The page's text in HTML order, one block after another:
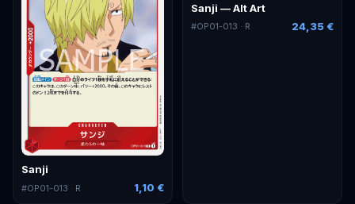
Sanji
#OP01-013 · R 1,10 €
Sanji — Alt Art
#OP01-013 · R 24,35 €